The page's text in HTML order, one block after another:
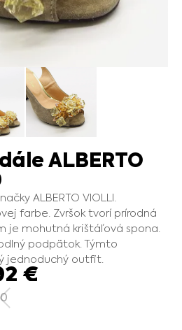
ALBERTO
ALBERTO VIOLLI.
farbe. Zvršok tvorí prírodná
je mohutná krištáľová spona.
podpätok. Týmto
jednoduchý outfit.
€